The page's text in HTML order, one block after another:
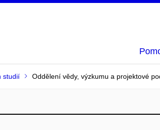
studií Oddělení vědy, výzkumu a projektové